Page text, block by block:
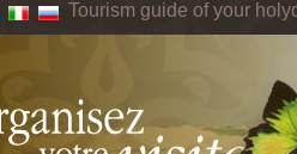
Tourism guide of your